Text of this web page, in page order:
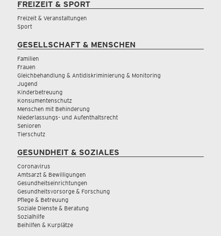
FREIZEIT & SPORT
Freizeit & Veranstaltungen
Sport
GESELLSCHAFT & MENSCHEN
Familien
Frauen
Gleichbehandlung & Antidiskriminierung & Monitoring
Jugend
Kinderbetreuung
Konsumentenschutz
Menschen mit Behinderung
Niederlassungs- und Aufenthaltsrecht
Senioren
Tierschutz
GESUNDHEIT & SOZIALES
Coronavirus
Amtsarzt & Bewilligungen
Gesundheitseinrichtungen
Gesundheitsvorsorge & Forschung
Pflege & Betreuung
Soziale Dienste & Beratung
Sozialhilfe
Beihilfen & Kurplätze